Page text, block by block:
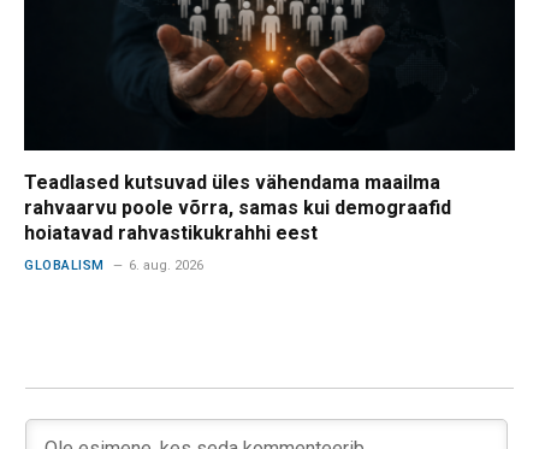
Teadlased kutsuvad üles vähendama maailma
rahvaarvu poole võrra, samas kui demograafid
hoiatavad rahvastikukrahhi eest
GLOBALISM 6. aug. 2026